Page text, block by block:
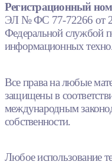
Регистрационный
ЭЛ № ФС 77-72266 от
Федеральной службой
информационных
Все права на любые
защищены в
международным
собственности.
Любое использование